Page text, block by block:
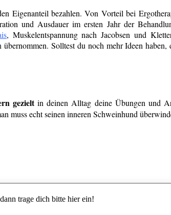
Eigenanteil bezahlen. Von Vorteil bei
und Ausdauer im ersten Jahr der
, Muskelentspannung nach Jacobsen und
Solltest du noch mehr Ideen
gezieltin deinen Alltag deine Übungen und
muss echt seinen inneren Schweinhund
trage dich bitte hier ein!